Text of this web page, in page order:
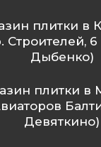
плитки в
Строителей, 6
Дыбенко)
плитки в
Девяткино)